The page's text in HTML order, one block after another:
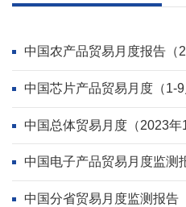
中国农产品贸易月度报告（
中国芯片产品贸易月度（1-
中国总体贸易月度（2023年
告
中国电子产品贸易月度监测
中国分省贸易月度监测报告